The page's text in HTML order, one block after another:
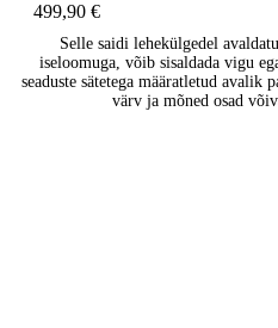
499,90 €
Selle saidi lehekülgedel
iseloomuga, võib sisaldada vigu
seaduste sätetega määratletud avalik
värv ja mõned osad